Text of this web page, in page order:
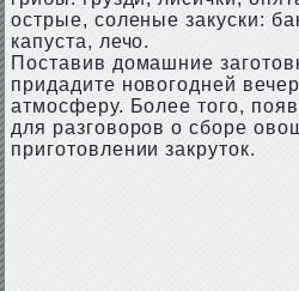
острые, соленые закуски:
капуста, лечо.
Поставив домашние
придадите новогодней
атмосферу. Более того,
для разговоров о сборе
приготовлении закруток.